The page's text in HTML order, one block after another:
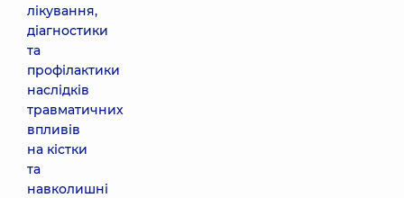
лікування,
діагностики
та
профілактики
наслідків
травматичних
впливів
на кістки
та
навколишні